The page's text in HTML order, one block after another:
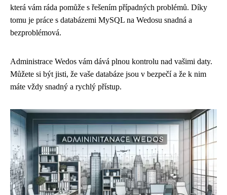
která vám ráda pomůže s řešením případných problémů. Díky
tomu je práce s databázemi MySQL na Wedosu snadná a
bezproblémová.
Administrace Wedos vám dává plnou kontrolu nad vašimi daty.
Můžete si být jisti, že vaše databáze jsou v bezpečí a že k nim
máte vždy snadný a rychlý přístup.